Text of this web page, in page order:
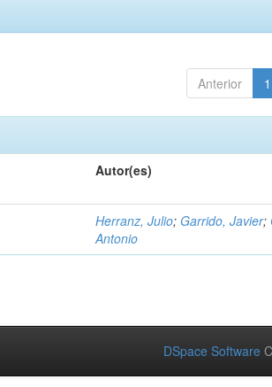
Anterior 1
Autor(es)
Herranz, Julio; Garrido, Javier;
Antonio
DSpace Software